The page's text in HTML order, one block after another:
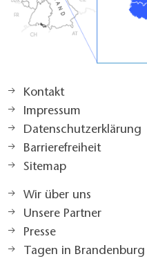
Kontakt
Impressum
Datenschutzerklärung
Barrierefreiheit
Sitemap
Wir über uns
Unsere Partner
Presse
Tagen in Brandenburg